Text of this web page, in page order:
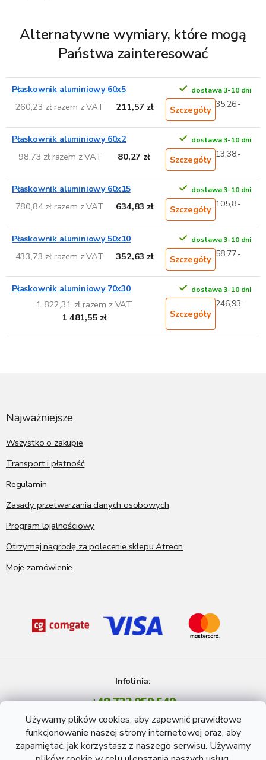
Używamy plików cookies, aby zapewnić prawidłowe
funkcjonowanie naszej strony internetowej oraz, aby
zapamiętać, jak korzystasz z naszego serwisu. Używamy
Alternatywne wymiary, które mogą
Państwa zainteresować
Płaskownik aluminiowy 60x5 dostawa 3-10 dni
260,23 zł razem z VAT 211,57 zł Szczegóły 35,26,-
Płaskownik aluminiowy 60x2 dostawa 3-10 dni
98,73 zł razem z VAT 80,27 zł Szczegóły 13,38,-
Płaskownik aluminiowy 60x15 dostawa 3-10 dni
780,84 zł razem z VAT 634,83 zł Szczegóły 105,8,-
Płaskownik aluminiowy 50x10 dostawa 3-10 dni
433,73 zł razem z VAT 352,63 zł Szczegóły 58,77,-
Płaskownik aluminiowy 70x30 dostawa 3-10 dni
1 822,31 zł razem z VAT
1 481,55 zł
Szczegóły
246,93,-
Najważniejsze
Wszystko o zakupie
Transport i płatność
Regulamin
Zasady przetwarzania danych osobowych
Program lojalnościowy
Otrzymaj nagrodę za polecenie sklepu Atreon
Moje zamówienie
Infolinia:
+48 732 059 549
Pon - Pt: 8 - 15 godź.
info@atreon.pl